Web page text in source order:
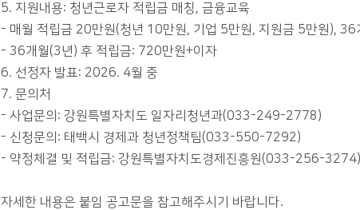
5. 지원내용: 청년근로자 적립금 매칭, 금융교육
- 매월 적립금 20만원(청년 10만원, 기업 5만원, 지원금 5만원), 36
- 36개월(3년) 후 적립금: 720만원+이자
6. 선정자 발표: 2026. 4월 중
7. 문의처
- 사업문의: 강원특별자치도 일자리청년과(033-249-2778)
- 신청문의: 태백시 경제과 청년정책팀(033-550-7292)
- 약정체결 및 적립금: 강원특별자치도경제진흥원(033-256-3274)
자세한 내용은 붙임 공고문을 참고해주시기 바랍니다.